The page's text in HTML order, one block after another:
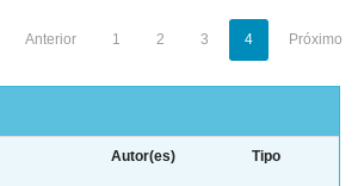
Anterior 1 2 3 4 Próximo
Autor(es) Tipo